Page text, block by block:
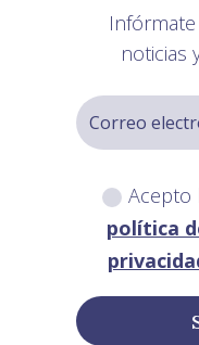
noticias
Acepto
política